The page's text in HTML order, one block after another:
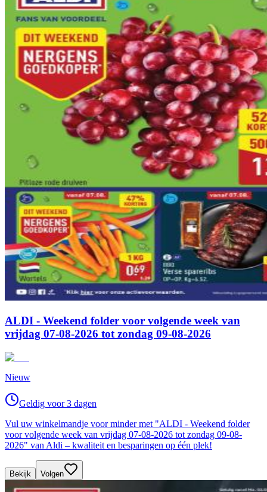
ALDI - Weekend folder voor volgende week van
vrijdag 07-08-2026 tot zondag 09-08-2026
Nieuw
Geldig voor 3 dagen
Vul uw winkelmandje voor minder met "ALDI - Weekend folder
voor volgende week van vrijdag 07-08-2026 tot zondag 09-08-
2026" van Aldi – kwaliteit en besparingen op één plek!
Bekijk Volgen